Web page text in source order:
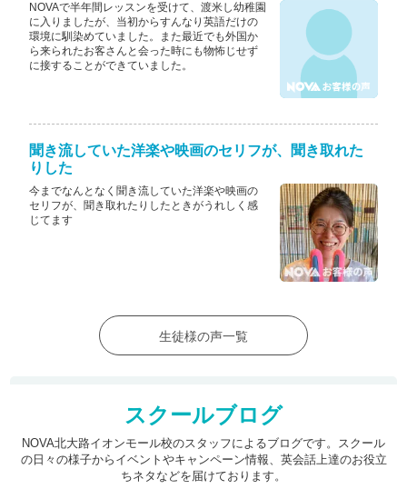
NOVAで半年間レッスンを受けて、渡米し幼稚園
に入りましたが、当初からすんなり英語だけの
環境に馴染めていました。また最近でも外国か
ら来られたお客さんと会った時にも物怖じせず
に接することができていました。
聞き流していた洋楽や映画のセリフが、聞き取れた
りした
今までなんとなく聞き流していた洋楽や映画の
セリフが、聞き取れたりしたときがうれしく感
じてます
生徒様の声一覧
スクールブログ
NOVA北大路イオンモール校のスタッフによるブログです。スクール
の日々の様子からイベントやキャンペーン情報、 英会話上達のお役立
ちネタなどを届けております。